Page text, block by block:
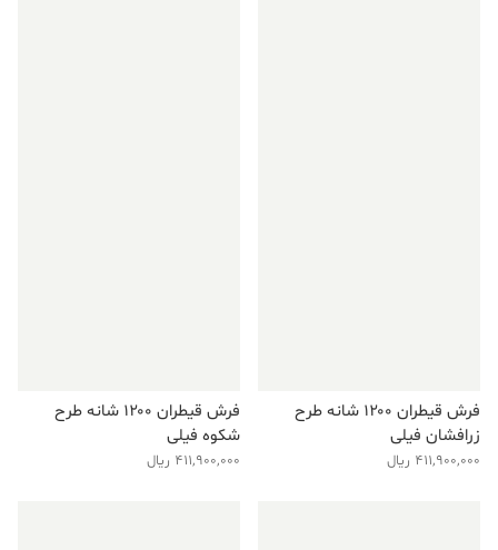
فرش قیطران ۱۲۰۰ شانه طرح
زرافشان فیلی
411,900,000 ریال
فرش قیطران ۱۲۰۰ شانه طرح
شکوه فیلی
411,900,000 ریال